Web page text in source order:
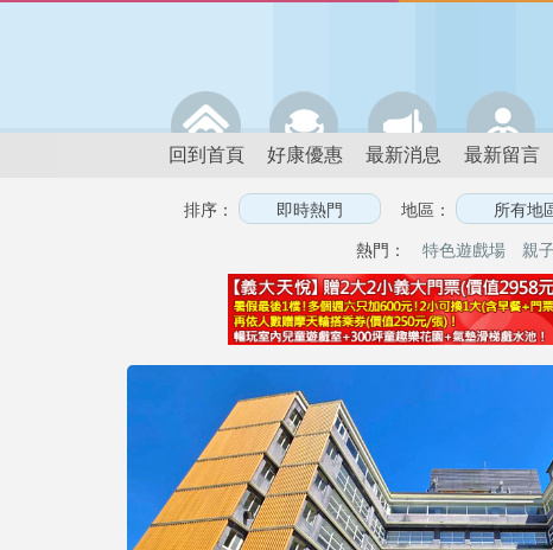
回到首頁 好康優惠 最新消息 最新留言
排序： 地區：
熱門： 特色遊戲場 親